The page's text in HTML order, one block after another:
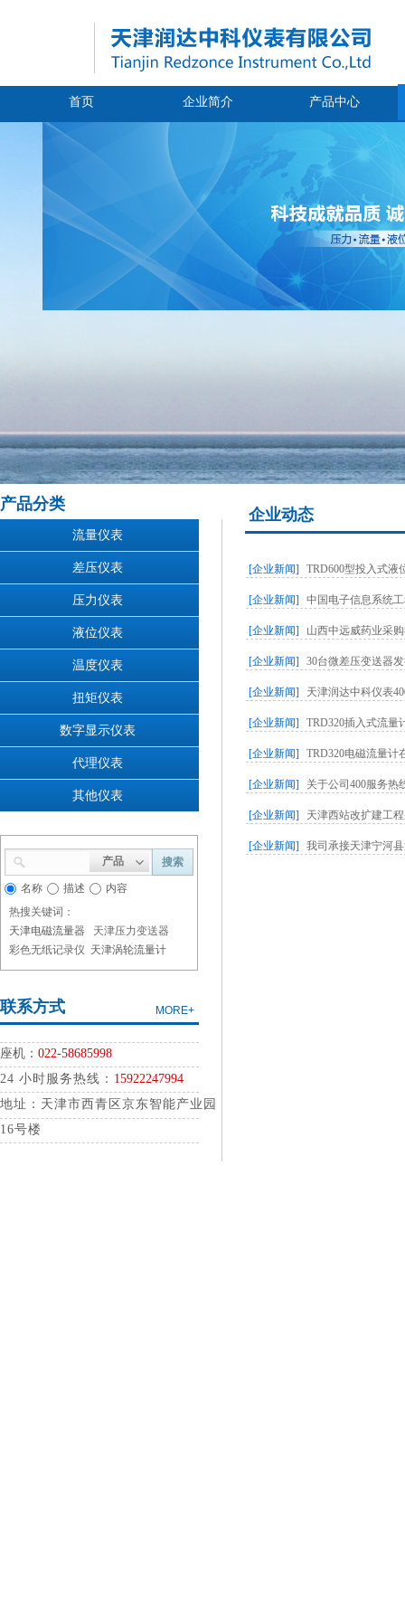
首页 企业简介 产品中心
产品分类
企业动态
流量仪表
差压仪表
压力仪表
液位仪表
温度仪表
扭矩仪表
数字显示仪表
代理仪表
其他仪表
[企业新闻] TRD600型投入式液
[企业新闻] 中国电子信息系统
[企业新闻] 山西中远威药业采
[企业新闻] 30台微差压变送器
[企业新闻] 天津润达中科仪表
[企业新闻] TRD320插入式流量
[企业新闻] TRD320电磁流量计
[企业新闻] 关于公司400服务热
[企业新闻] 天津西站改扩建工
[企业新闻]
我司承接天津宁河
产品
搜索
名称 描述
内容
热搜关键词：
天津电磁流量器
天津压力变送器
彩色无纸记录仪 天津涡轮流量计
联系方式 MORE+
座机： 022-58685998
24 小时服务热线： 15922247994
地址：天津市西青区京东智能产业园
16号楼